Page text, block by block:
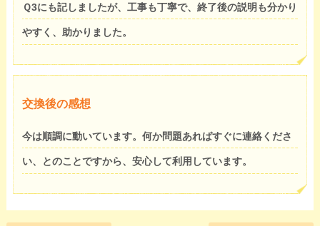
Ｑ3にも記しましたが、工事も丁寧で、終了後の説明も分かり
やすく、助かりました。
交換後の感想
今は順調に動いています。何か問題あればすぐに連絡くださ
い、とのことですから、安心して利用しています。